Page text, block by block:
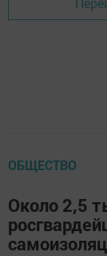
ОБЩЕСТВО
Около 2,5